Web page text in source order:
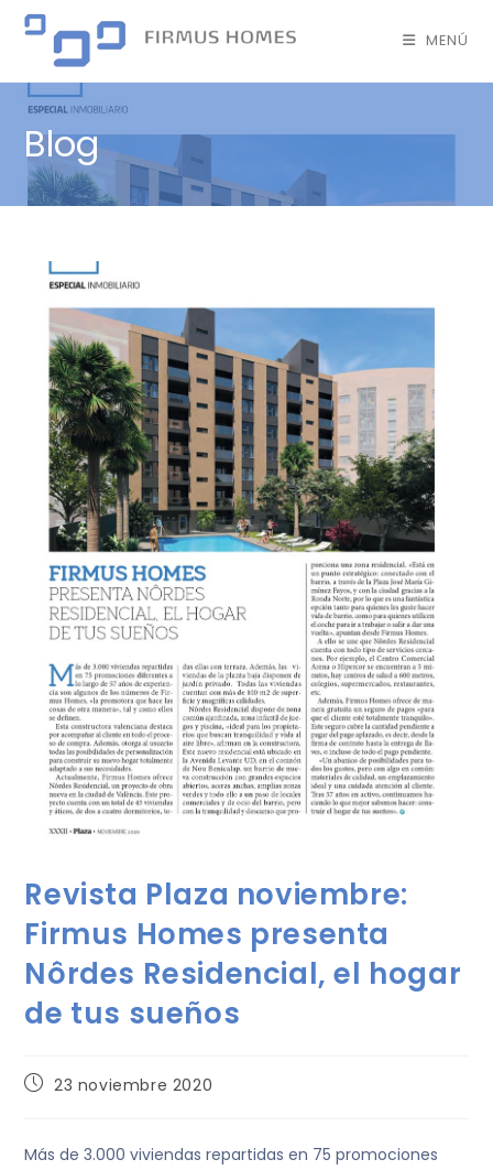
MENÚ
Blog
Revista Plaza noviembre:
Firmus Homes presenta
Nôrdes Residencial, el hogar
de tus sueños
23 noviembre 2020
Más de 3.000 viviendas repartidas en 75 promociones